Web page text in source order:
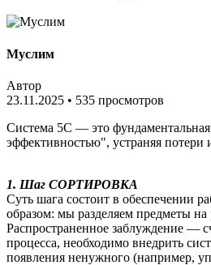
Муслим
Автор
23.11.2025 • 535 просмотров
Система 5С — это фундаментальная
эффективностью", устраняя потери
1. Шаг СОРТИРОВКА
Суть шага состоит в обеспечении
образом: мы разделяем предметы
Распространенное заблуждение —
процесса, необходимо внедрить
появления ненужного (например,